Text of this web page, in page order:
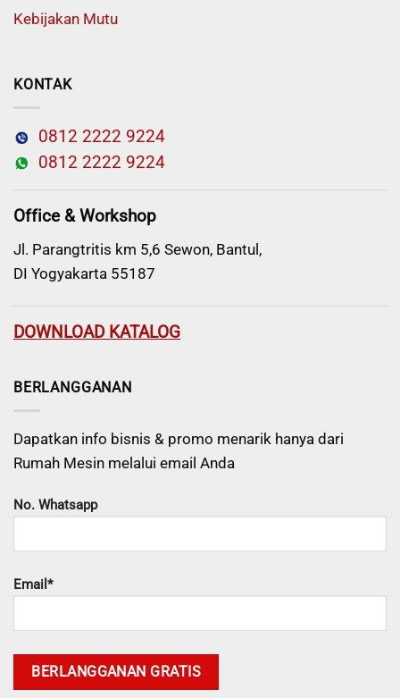
Kebijakan Mutu
KONTAK
0812 2222 9224
0812 2222 9224
Office & Workshop
Jl. Parangtritis km 5,6 Sewon, Bantul,
DI Yogyakarta 55187
DOWNLOAD KATALOG
BERLANGGANAN
Dapatkan info bisnis & promo menarik hanya dari
Rumah Mesin melalui email Anda
No. Whatsapp
Email*